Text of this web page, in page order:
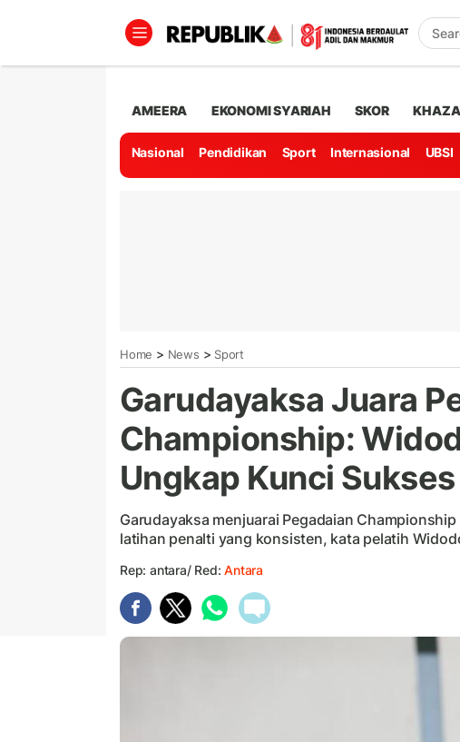
AMEERA EKONOMI SYARIAH SKOR
Nasional Pendidikan Sport Internasional UBSI
Home > News > Sport
Garudayaksa Juara
Championship:
Ungkap Kunci Sukses
Garudayaksa menjuarai Pegadaian
latihan penalti yang konsisten, kata pelatih
Rep: antara/ Red:Antara